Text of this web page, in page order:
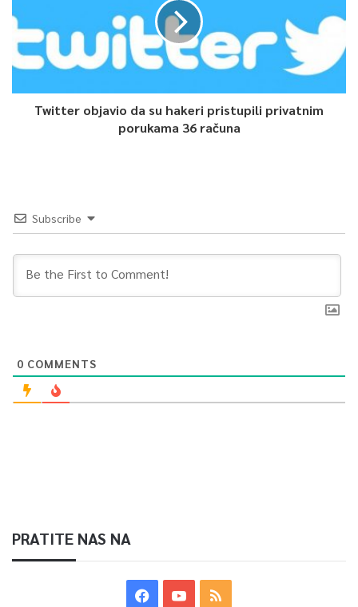
0
Article Rating
Twitter objavio da su hakeri pristupili privatnim
porukama 36 računa
Subscribe
0 COMMENTS
PRATITE NAS NA